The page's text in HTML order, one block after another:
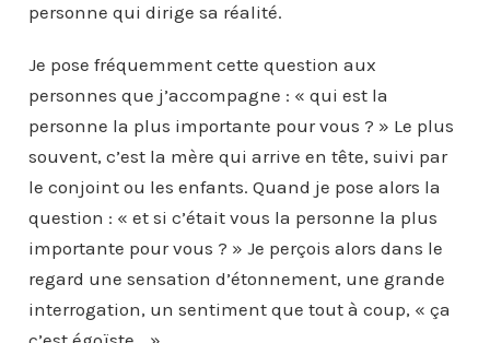
personne qui dirige sa réalité.
Je pose fréquemment cette question aux
personnes que j’accompagne : « qui est la
personne la plus importante pour vous ? » Le plus
souvent, c’est la mère qui arrive en tête, suivi par
le conjoint ou les enfants. Quand je pose alors la
question : « et si c’était vous la personne la plus
importante pour vous ? » Je perçois alors dans le
regard une sensation d’étonnement, une grande
interrogation, un sentiment que tout à coup, « ça